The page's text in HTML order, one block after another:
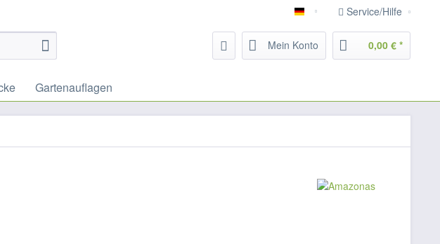
Deutsch Service/Hilfe
Mein Konto 0,00 € *
Gartenauflagen